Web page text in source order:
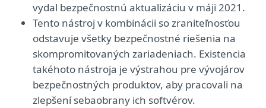
vydal bezpečnostnú aktualizáciu v máji 2021.
Tento nástroj v kombinácii so zraniteľnosťou
odstavuje všetky bezpečnostné riešenia na
skompromitovaných zariadeniach. Existencia
takéhoto nástroja je výstrahou pre vývojárov
bezpečnostných produktov, aby pracovali na
zlepšení sebaobrany ich softvérov.